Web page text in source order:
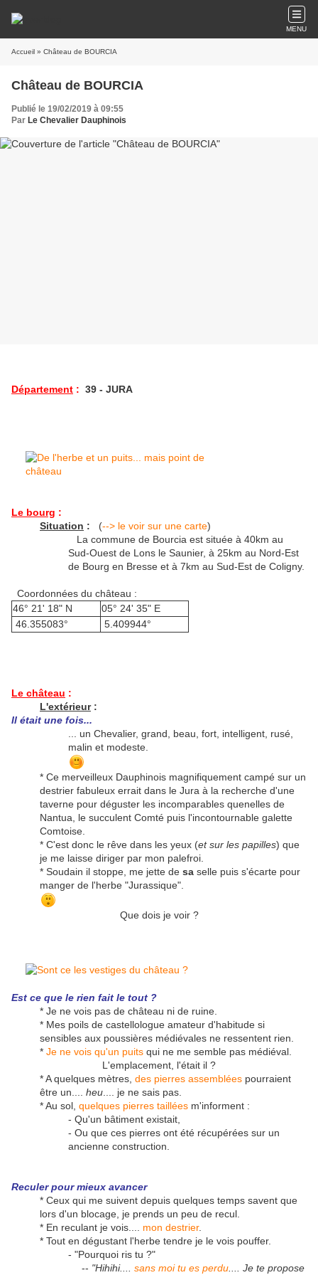
MENU
Accueil » Château de BOURCIA
Château de BOURCIA
Publié le 19/02/2019 à 09:55
Par Le Chevalier Dauphinois
Département : 39 - JURA
Le bourg :
Situation : (--> le voir sur une carte)
La commune de Bourcia est située à 40km au
Sud-Ouest de Lons le Saunier, à 25km au Nord-Est
de Bourg en Bresse et à 7km au Sud-Est de Coligny.
Coordonnées du château :
46° 21' 18" N
05° 24' 35" E
46.355083°
5.409944°
Le château :
L'extérieur:
Il était une fois...
... un Chevalier, grand, beau, fort, intelligent, rusé,
malin et modeste.
* Ce merveilleux Dauphinois magnifiquement campé sur un
destrier fabuleux errait dans le Jura à la recherche d'une
taverne pour déguster les incomparables quenelles de
Nantua, le succulent Comté puis l'incontournable galette
Comtoise.
* C'est donc le rêve dans les yeux (et sur les papilles) que
je me laisse diriger par mon palefroi.
* Soudain il stoppe, me jette de sa selle puis s'écarte pour
manger de l'herbe "Jurassique".
Que dois je voir ?
Est ce que le rien fait le tout ?
* Je ne vois pas de château ni de ruine.
* Mes poils de castellologue amateur d'habitude si
sensibles aux poussières médiévales ne ressentent rien.
* Je ne vois qu'un puits qui ne me semble pas médiéval.
L'emplacement, l'était il ?
* A quelques mètres, des pierres assemblées pourraient
être un.... heu .... je ne sais pas.
* Au sol, quelques pierres taillées m'informent :
- Qu'un bâtiment existait,
- Ou que ces pierres ont été récupérées sur un
ancienne construction.
Reculer pour mieux avancer
* Ceux qui me suivent depuis quelques temps savent que
lors d'un blocage, je prends un peu de recul.
* En reculant je vois.... mon destrier.
* Tout en dégustant l'herbe tendre je le vois pouffer.
- "Pourquoi ris tu ?"
-- "Hihihi.... sans moi tu es perdu .... Je te propose